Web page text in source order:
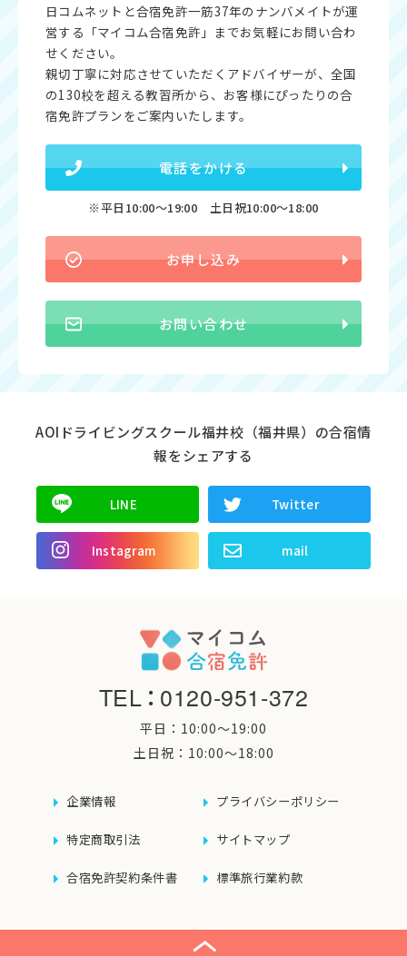
日コムネットと合宿免許一筋37年のナンバメイトが運
営する「マイコム合宿免許」までお気軽にお問い合わ
せください。
親切丁寧に対応させていただくアドバイザーが、全国
の130校を超える教習所から、お客様にぴったりの合
宿免許プランをご案内いたします。
電話をかける
※平日10:00〜19:00 土日祝10:00〜18:00
お申し込み
お問い合わせ
AOIドライビングスクール福井校（福井県）の合宿情
報をシェアする
LINE Twitter
Instagram mail
TEL：0120-951-372
平日：10:00〜19:00
土日祝：10:00〜18:00
企業情報 プライバシーポリシー
特定商取引法 サイトマップ
合宿免許契約条件書 標準旅行業約款